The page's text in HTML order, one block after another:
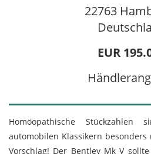
22763
EUR
Homöopathische
automobilen Klassikern
Vorschlag! Der Bentley Mk V